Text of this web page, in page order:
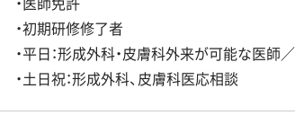
・初期研修修了者
・平日：形成外科・皮膚科外来が可能な医
・土日祝：形成外科、皮膚科医応相談